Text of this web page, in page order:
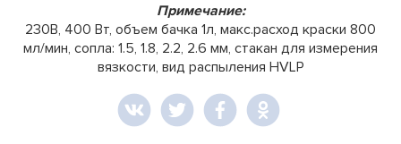
Примечание:
230В, 400 Вт, объем бачка 1л, макс.расход краски 800
мл/мин, сопла: 1.5, 1.8, 2.2, 2.6 мм, стакан для измерения
вязкости, вид распыления HVLP